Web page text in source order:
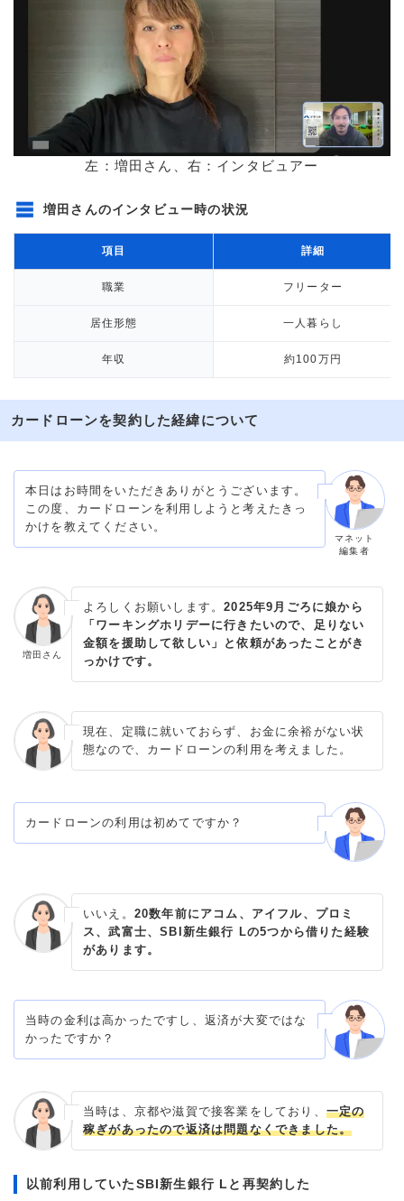
左：増田さん、右：インタビュアー
増田さんのインタビュー時の状況
項目 詳細
職業 フリーター
居住形態 一人暮らし
年収 約100万円
カードローンを契約した経緯について
本日はお時間をいただきありがとうございます。
この度、カードローンを利用しようと考えたきっ
かけを教えてください。
マネット
編集者
増田さん
よろしくお願いします。2025年9月ごろに娘から
「ワーキングホリデーに行きたいので、足りない
金額を援助して欲しい」と依頼があったことがき
っかけです。
現在、定職に就いておらず、お金に余裕がない状
態なので、カードローンの利用を考えました。
カードローンの利用は初めてですか？
いいえ。 20数年前にアコム、アイフル、プロミ
ス、武富士、SBI新生銀行 Lの5つから借りた経験
があります。
当時の金利は高かったですし、返済が大変ではな
かったですか？
当時は、京都や滋賀で接客業をしており、 一定の
稼ぎがあったので返済は問題なくできました。
以前利用していたSBI新生銀行 Lと再契約した